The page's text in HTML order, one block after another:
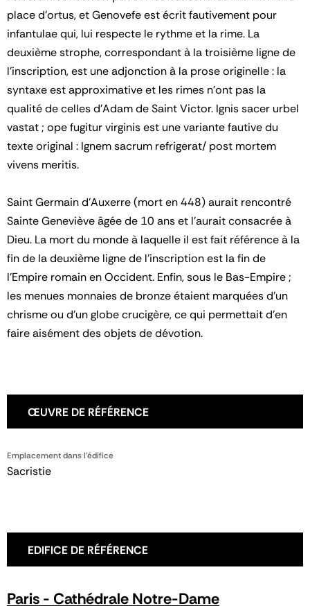
place d’ortus, et Genovefe est écrit fautivement pour
infantulae qui, lui respecte le rythme et la rime. La
deuxième strophe, correspondant à la troisième ligne de
l’inscription, est une adjonction à la prose originelle : la
syntaxe est approximative et les rimes n’ont pas la
qualité de celles d’Adam de Saint Victor. Ignis sacer urbel
vastat ; ope fugitur virginis est une variante fautive du
texte original : Ignem sacrum refrigerat/ post mortem
vivens meritis.
Saint Germain d’Auxerre (mort en 448) aurait rencontré
Sainte Geneviève âgée de 10 ans et l’aurait consacrée à
Dieu. La mort du monde à laquelle il est fait référence à la
fin de la deuxième ligne de l’inscription est la fin de
l’Empire romain en Occident. Enfin, sous le Bas-Empire ;
les menues monnaies de bronze étaient marquées d’un
chrisme ou d’un globe crucigère, ce qui permettait d’en
faire aisément des objets de dévotion.
ŒUVRE DE RÉFÉRENCE
Emplacement dans l'édifice
Sacristie
EDIFICE DE RÉFÉRENCE
Paris - Cathédrale Notre-Dame